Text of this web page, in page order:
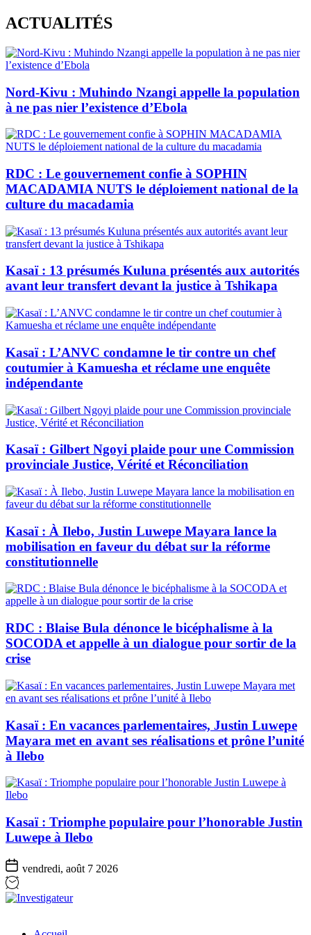
Skip
to
content
ACTUALITÉS
Nord-Kivu : Muhindo Nzangi appelle la population
à ne pas nier l’existence d’Ebola
RDC : Le gouvernement confie à SOPHIN
MACADAMIA NUTS le déploiement national de la
culture du macadamia
Kasaï : 13 présumés Kuluna présentés aux autorités
avant leur transfert devant la justice à Tshikapa
Kasaï : L’ANVC condamne le tir contre un chef
coutumier à Kamuesha et réclame une enquête
indépendante
Kasaï : Gilbert Ngoyi plaide pour une Commission
provinciale Justice, Vérité et Réconciliation
Kasaï : À Ilebo, Justin Luwepe Mayara lance la
mobilisation en faveur du débat sur la réforme
constitutionnelle
RDC : Blaise Bula dénonce le bicéphalisme à la
SOCODA et appelle à un dialogue pour sortir de la
crise
Kasaï : En vacances parlementaires, Justin Luwepe
Mayara met en avant ses réalisations et prône l’unité
à Ilebo
Kasaï : Triomphe populaire pour l’honorable Justin
Luwepe à Ilebo
vendredi, août 7 2026